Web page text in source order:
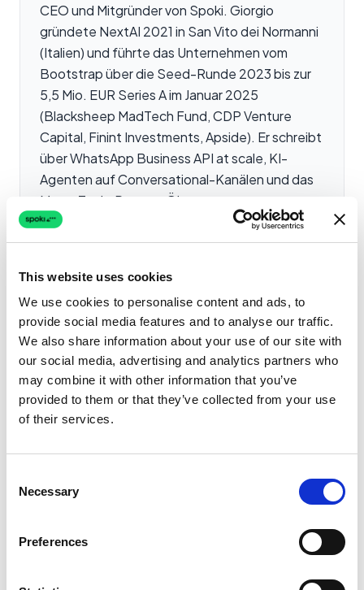
This website uses cookies
We use cookies to personalise content and ads, to
provide social media features and to analyse our traffic.
We also share information about your use of our site with
our social media, advertising and analytics partners who
may combine it with other information that you’ve
provided to them or that they’ve collected from your use
of their services.
Selection
Necessary
Preferences
CEO und Mitgründer von Spoki. Giorgio
gründete NextAI 2021 in San Vito dei Normanni
(Italien) und führte das Unternehmen vom
Bootstrap über die Seed-Runde 2023 bis zur
5,5 Mio. EUR Series A im Januar 2025
(Blacksheep MadTech Fund, CDP Venture
Capital, Finint Investments, Apside). Er schreibt
über WhatsApp Business API at scale, KI-
Agenten auf Conversational-Kanälen und das
Meta-Tech-Partner-Ökosystem.
LinkedIn
Verwandte Artikel
WhatsApp-
Kundenservice-Team
Shopping & Einzelhandel